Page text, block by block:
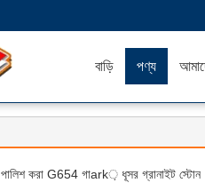
বাড়ি পণ্য
পালিশ করা G654 গাark় ধূসর গ্রানাইট স্টোন